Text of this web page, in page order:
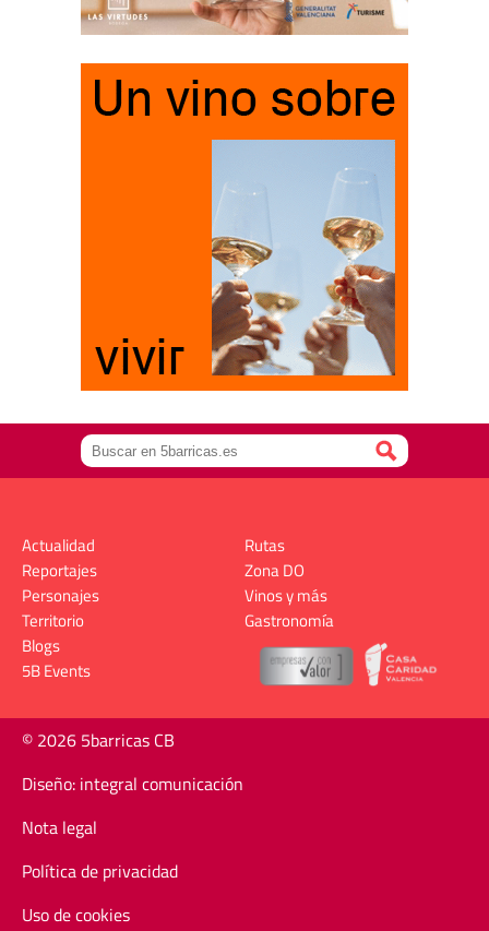
Actualidad
Reportajes
Personajes
Territorio
Rutas
Zona DO
Vinos y más
Gastronomía
Blogs
5B Events
© 2026 5barricas CB
Diseño: integral comunicación
Nota legal
Política de privacidad
Uso de cookies